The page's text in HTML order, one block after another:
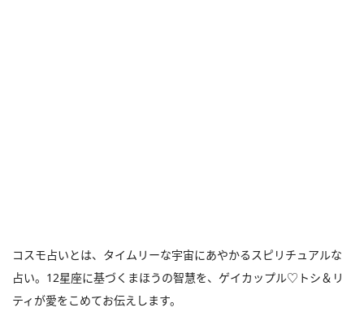
コスモ占いとは、タイムリーな宇宙にあやかるスピリチュアルな
占い。12星座に基づくまほうの智慧を、ゲイカップル♡トシ＆リ
ティが愛をこめてお伝えします。